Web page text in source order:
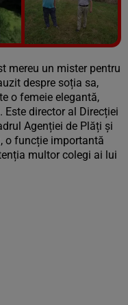
Vezi galeria foto
7 poze
mereu un mister pentru
despre soția sa,
o femeie elegantă,
director al Direcției
Agenției de Plăți și
o funcție importantă
multor colegi ai lui